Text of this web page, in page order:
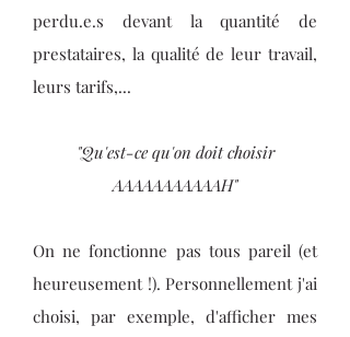
perdu.e.s devant la quantité de
prestataires, la qualité de leur travail,
leurs tarifs,...
"Qu'est-ce qu'on doit choisir
AAAAAAAAAAAH"
On ne fonctionne pas tous pareil (et
heureusement !). Personnellement j'ai
choisi, par exemple, d'afficher mes